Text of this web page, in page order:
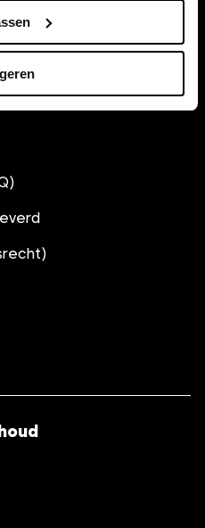
bestellen?
, wij helpen je